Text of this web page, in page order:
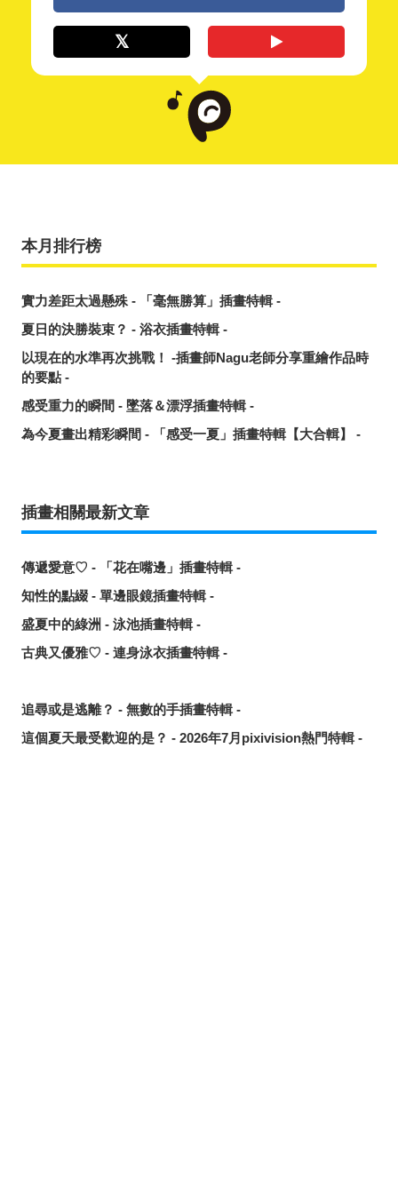
本月排行榜
實力差距太過懸殊 - 「毫無勝算」插畫特輯 -
夏日的決勝裝束？ - 浴衣插畫特輯 -
以現在的水準再次挑戰！ -插畫師Nagu老師分享重繪作品時
的要點 -
感受重力的瞬間 - 墜落＆漂浮插畫特輯 -
為今夏畫出精彩瞬間 - 「感受一夏」插畫特輯【大合輯】 -
插畫相關最新文章
傳遞愛意♡ - 「花在嘴邊」插畫特輯 -
知性的點綴 - 單邊眼鏡插畫特輯 -
盛夏中的綠洲 - 泳池插畫特輯 -
古典又優雅♡ - 連身泳衣插畫特輯 -
追尋或是逃離？ - 無數的手插畫特輯 -
這個夏天最受歡迎的是？ - 2026年7月pixivision熱門特輯 -